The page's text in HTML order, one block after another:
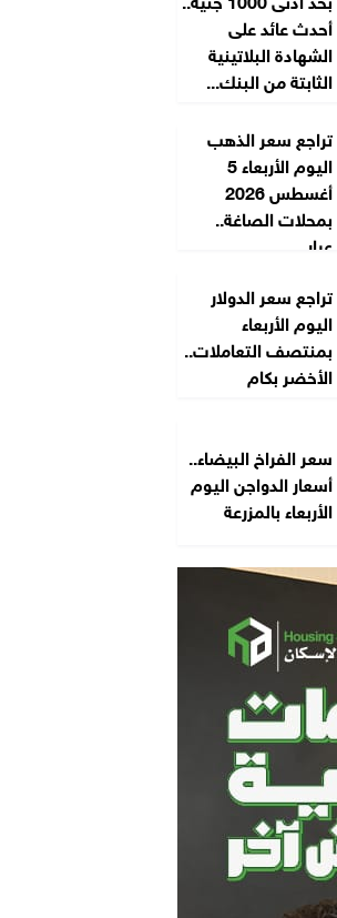
أحدث عائد على
الشهادة البلاتينية
الثابتة من البنك...
تراجع سعر الذهب
اليوم الأربعاء 5
أغسطس 2026
بمحلات الصاغة..
عيار...
تراجع سعر الدولار
اليوم الأربعاء
بمنتصف التعاملات..
الأخضر بكام
سعر الفراخ البيضاء..
أسعار الدواجن اليوم
الأربعاء بالمزرعة